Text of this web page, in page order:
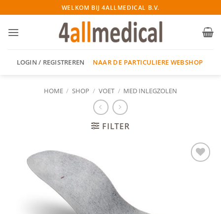
naar
inhoud
WELKOM BIJ 4ALLMEDICAL B.V.
LOGIN / REGISTREREN NAAR DE PARTICULIERE WEBSHOP
HOME / SHOP / VOET / MED INLEGZOLEN
FILTER